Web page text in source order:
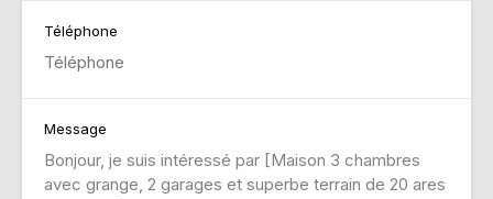
Téléphone
Message